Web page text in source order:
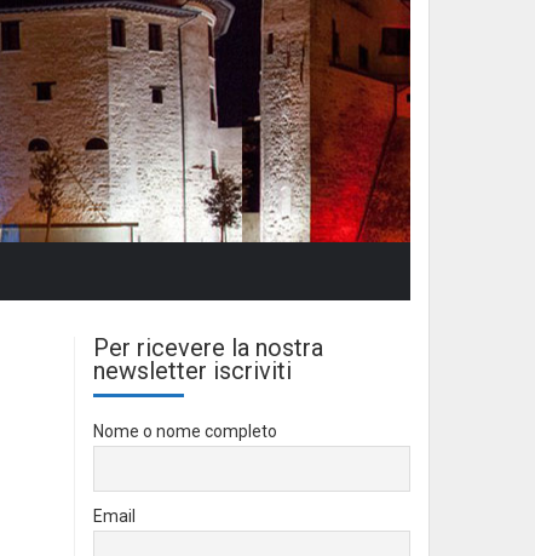
Per ricevere la nostra
newsletter iscriviti
Nome o nome completo
Email